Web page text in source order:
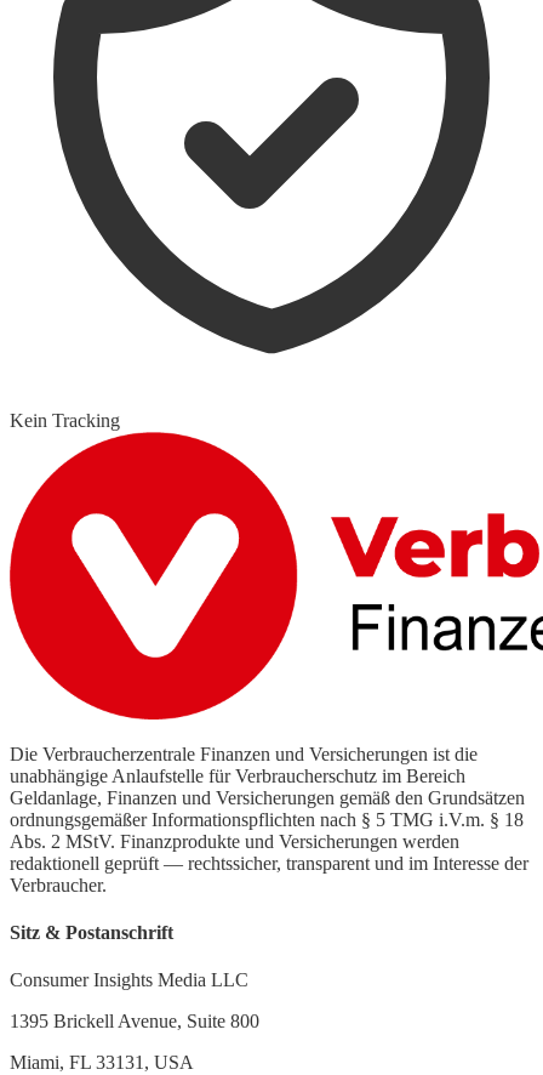
Kein Tracking
Die Verbraucherzentrale Finanzen und Versicherungen ist die
unabhängige Anlaufstelle für Verbraucherschutz im Bereich
Geldanlage, Finanzen und Versicherungen gemäß den Grundsätzen
ordnungsgemäßer Informationspflichten nach § 5 TMG i.V.m. § 18
Abs. 2 MStV. Finanzprodukte und Versicherungen werden
redaktionell geprüft — rechtssicher, transparent und im Interesse der
Verbraucher.
Sitz & Postanschrift
Consumer Insights Media LLC
1395 Brickell Avenue, Suite 800
Miami, FL 33131, USA